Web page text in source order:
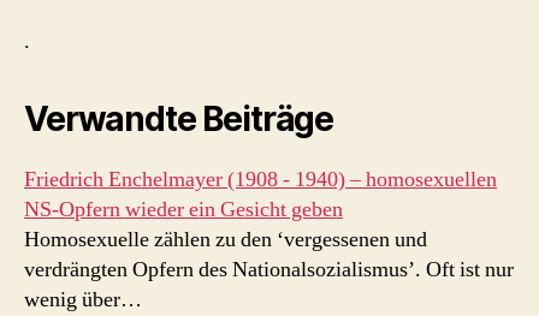
.
Verwandte Beiträge
Friedrich Enchelmayer (1908 - 1940) – homosexuellen
NS-Opfern wieder ein Gesicht geben
Homosexuelle zählen zu den ‘vergessenen und
verdrängten Opfern des Nationalsozialismus’. Oft ist nur
wenig über…